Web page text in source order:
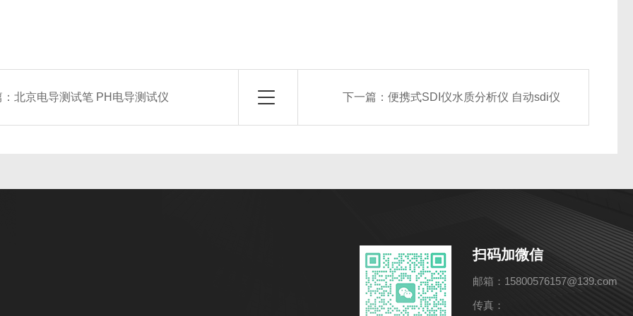
：北京电导测试笔 PH电导测试仪 下一篇： 便携式SDI仪水质分析仪 自动sdi仪
扫码加微信
邮箱：15800576157@139.com
传真：